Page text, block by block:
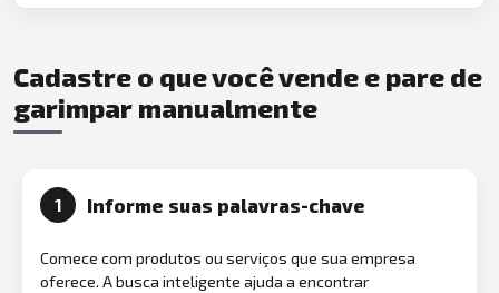
Cadastre o que você vende e pare de
garimpar manualmente
1 Informe suas palavras-chave
Comece com produtos ou serviços que sua empresa
oferece. A busca inteligente ajuda a encontrar